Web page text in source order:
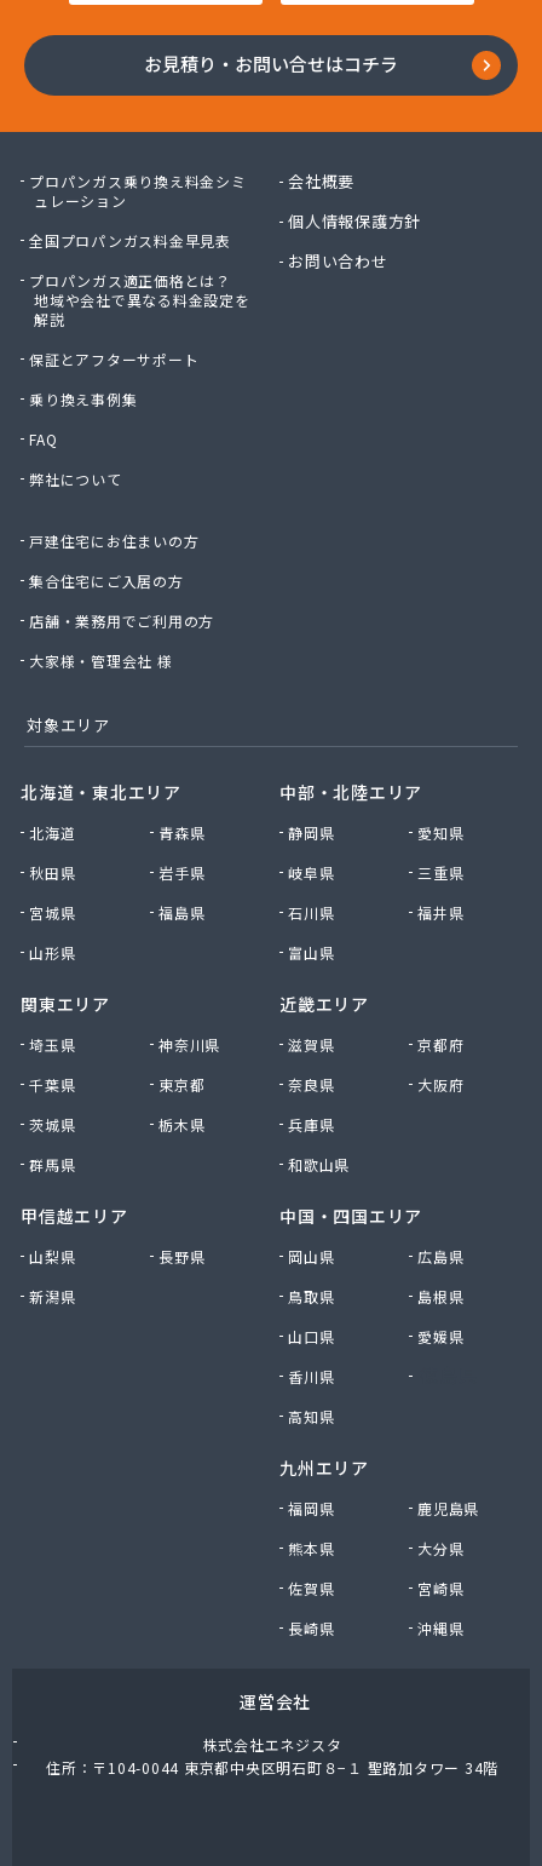
お見積り・お問い合せはコチラ
プロパンガス乗り換え料金シミ
ュレーション
全国プロパンガス料金早見表
プロパンガス適正価格とは？
地域や会社で異なる料金設定を
解説
保証とアフターサポート
乗り換え事例集
FAQ
弊社について
戸建住宅にお住まいの方
集合住宅にご入居の方
店舗・業務用でご利用の方
大家様・管理会社 様
会社概要
個人情報保護方針
お問い合わせ
対象エリア
北海道・東北エリア
北海道
青森県
秋田県
岩手県
宮城県
福島県
山形県
関東エリア
埼玉県
神奈川県
千葉県
東京都
茨城県
栃木県
群馬県
甲信越エリア
山梨県
長野県
新潟県
中部・北陸エリア
静岡県
愛知県
岐阜県
三重県
石川県
福井県
富山県
近畿エリア
滋賀県
京都府
奈良県
大阪府
兵庫県
和歌山県
中国・四国エリア
岡山県
広島県
鳥取県
島根県
山口県
愛媛県
香川県
高知県
九州エリア
福岡県
鹿児島県
熊本県
大分県
佐賀県
宮崎県
長崎県
沖縄県
運営会社
株式会社エネジスタ
住所：〒104-0044 東京都中央区明石町８−１ 聖路加タワー 34階